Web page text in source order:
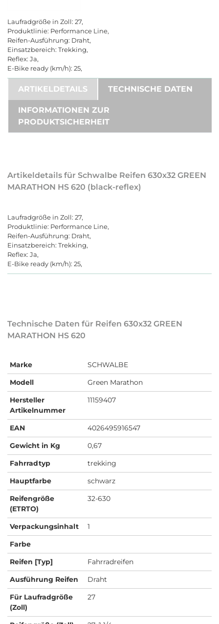
Laufradgröße in Zoll: 27,
Produktlinie: Performance Line,
Reifen-Ausführung: Draht,
Einsatzbereich: Trekking,
Reflex: Ja,
E-Bike ready (km/h): 25,
ARTIKELDETAILS TECHNISCHE DATEN
INFORMATIONEN ZUR
PRODUKTSICHERHEIT
Artikeldetails für Schwalbe Reifen 630x32 GREEN
MARATHON HS 620 (black-reflex)
Laufradgröße in Zoll: 27,
Produktlinie: Performance Line,
Reifen-Ausführung: Draht,
Einsatzbereich: Trekking,
Reflex: Ja,
E-Bike ready (km/h): 25,
Technische Daten für Reifen 630x32 GREEN
MARATHON HS 620
Marke
SCHWALBE
Modell
Green Marathon
Hersteller
Artikelnummer
11159407
EAN
4026495916547
Gewicht in Kg
0,67
Fahrradtyp
trekking
Hauptfarbe
schwarz
Reifengröße
(ETRTO)
32-630
Verpackungsinhalt
1
Farbe
Reifen [Typ]
Fahrradreifen
Ausführung Reifen
Draht
Für Laufradgröße
(Zoll)
27